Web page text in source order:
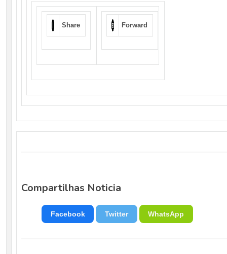
Share Forward
Compartilhas Noticia
Facebook Twitter WhatsApp